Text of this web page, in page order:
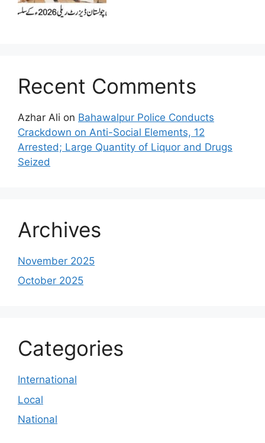
Recent Comments
Azhar Ali on Bahawalpur Police Conducts
Crackdown on Anti-Social Elements, 12
Arrested; Large Quantity of Liquor and Drugs
Seized
Archives
November 2025
October 2025
Categories
International
Local
National